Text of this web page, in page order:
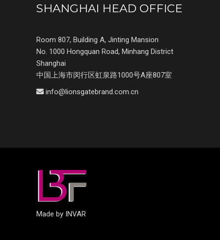
SHANGHAI HEAD OFFICE
Room 807, Building A, Jinting Mansion
No. 1000 Hongquan Road, Minhang District
Shanghai
中国上海市闵行区虹泉路1000号A座807室
info@lionsgatebrand.com.cn
Made by INVAR